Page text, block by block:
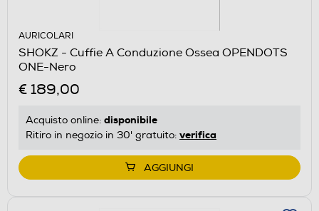
AURICOLARI
SHOKZ - Cuffie A Conduzione Ossea OPENDOTS
ONE-Nero
€ 189,00
Acquisto online: disponibile
Ritiro in negozio in 30' gratuito: verifica
AGGIUNGI